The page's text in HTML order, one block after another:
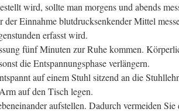
wird, sollte man morgens und abends
der Einnahme blutdrucksenkender Mittel
erfasst wird.
fünf Minuten zur Ruhe kommen.
die Entspannungsphase verlängern.
auf einem Stuhl sitzend an die
auf den Tisch legen.
aufstellen. Dadurch vermeiden